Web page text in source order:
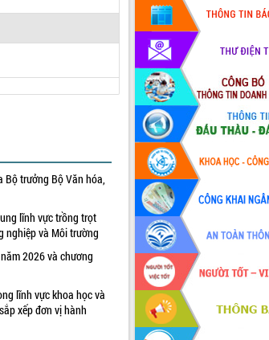
Bộ trưởng Bộ Văn hóa,
lĩnh vực trồng trọt
nghiệp và Môi trường
2026 và chương
lĩnh vực khoa học và
xếp đơn vị hành